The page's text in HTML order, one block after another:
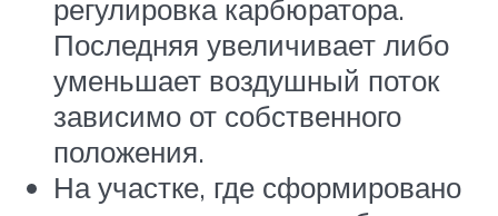
регулировка карбюратора.
Последняя увеличивает либо
уменьшает воздушный поток
зависимо от собственного
положения.
На участке, где сформировано